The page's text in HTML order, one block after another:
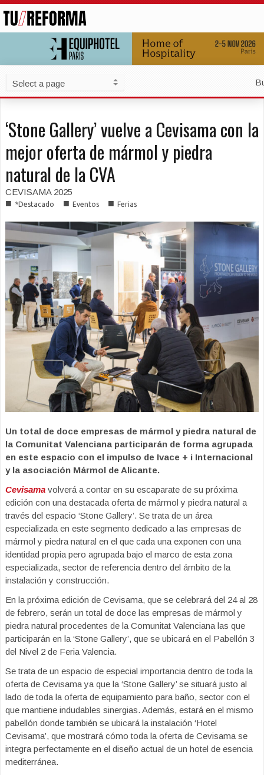
‘Stone Gallery’ vuelve a Cevisama con la
mejor oferta de mármol y piedra
natural de la CVA
CEVISAMA 2025
■ *Destacado ■ Eventos ■ Ferias
Un total de doce empresas de mármol y piedra natural de
la Comunitat Valenciana participarán de forma agrupada
en este espacio con el impulso de Ivace + i Internacional
y la asociación Mármol de Alicante.
Cevisama volverá a contar en su escaparate de su próxima
edición con una destacada oferta de mármol y piedra natural a
través del espacio ‘Stone Gallery’. Se trata de un área
especializada en este segmento dedicado a las empresas de
mármol y piedra natural en el que cada una exponen con una
identidad propia pero agrupada bajo el marco de esta zona
especializada, sector de referencia dentro del ámbito de la
instalación y construcción.
En la próxima edición de Cevisama, que se celebrará del 24 al 28
de febrero, serán un total de doce las empresas de mármol y
piedra natural procedentes de la Comunitat Valenciana las que
participarán en la ‘Stone Gallery’, que se ubicará en el Pabellón 3
del Nivel 2 de Feria Valencia.
Se trata de un espacio de especial importancia dentro de toda la
oferta de Cevisama ya que la ‘Stone Gallery’ se situará justo al
lado de toda la oferta de equipamiento para baño, sector con el
que mantiene indudables sinergias. Además, estará en el mismo
pabellón donde también se ubicará la instalación ‘Hotel
Cevisama’, que mostrará cómo toda la oferta de Cevisama se
integra perfectamente en el diseño actual de un hotel de esencia
mediterránea.